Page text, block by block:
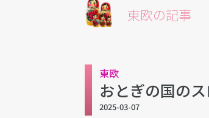
東欧の記事
東欧
おとぎの国の
2025-03-07